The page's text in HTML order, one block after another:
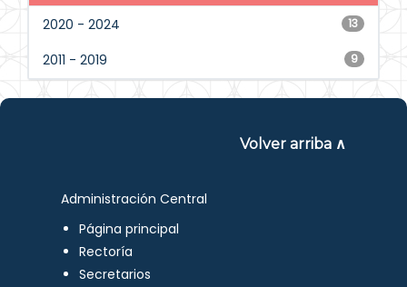
13
2020 - 2024
9
2011 - 2019
Volver arriba ∧
Administración Central
Página principal
Rectoría
Secretarios